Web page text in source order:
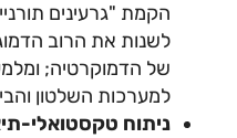
הקמת "גרעינים
לשנות את הרוב
של הדמוקרטיה;
למערכות השלטון
ניתוח טקסטואלי-